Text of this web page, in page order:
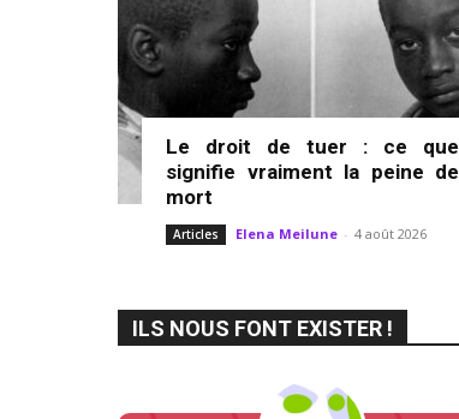
Le droit de tuer : ce que
signifie vraiment la peine de
mort
Articles Elena Meilune - 4 août 2026
ILS NOUS FONT EXISTER !